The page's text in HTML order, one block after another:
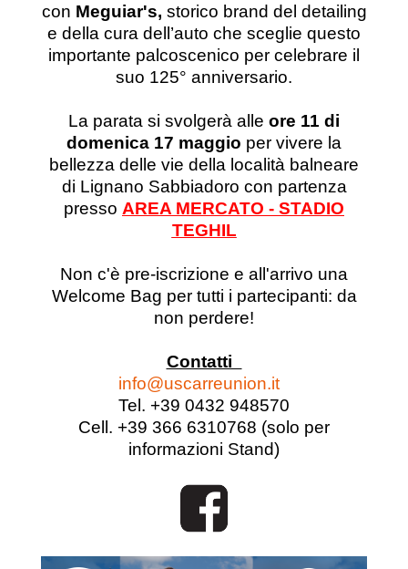
con Meguiar's, storico brand del detailing
e della cura dell’auto che sceglie questo
importante palcoscenico per celebrare il
suo 125° anniversario.
La parata si svolgerà alle ore 11 di
domenica 17 maggio per vivere la
bellezza delle vie della località balneare
di Lignano Sabbiadoro con partenza
presso AREA MERCATO - STADIO
TEGHIL
Non c'è pre-iscrizione e all'arrivo una
Welcome Bag per tutti i partecipanti: da
non perdere!
Contatti
info@uscarreunion.it
Tel. +39 0432 948570
Cell. +39 366 6310768 (solo per
informazioni Stand)